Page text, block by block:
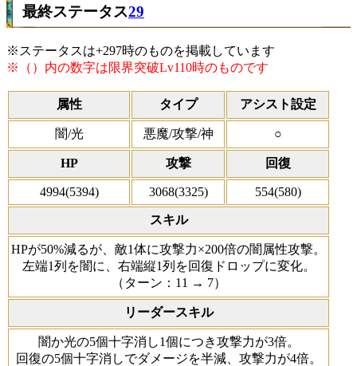
最終ステータス29
※ステータスは+297時のものを掲載しています
※（）内の数字は限界突破Lv110時のものです
属性 タイプ アシスト設定
闇/光 悪魔/攻撃/神 ○
HP 攻撃 回復
4994(5394) 3068(3325) 554(580)
スキル
HPが50%減るが、敵1体に攻撃力×200倍の闇属性攻撃。
左端1列を闇に、右端縦1列を回復ドロップに変化。
（ターン：11 → 7）
リーダースキル
闇か光の5個十字消し1個につき攻撃力が3倍。
回復の5個十字消しでダメージを半減、攻撃力が4倍。